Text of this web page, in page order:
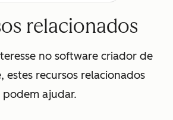
relacionados
no software criador de
estes recursos relacionados
podem ajudar.